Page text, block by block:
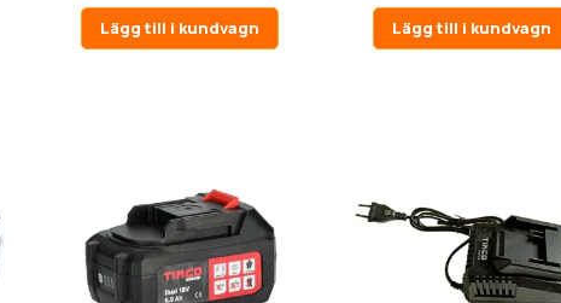
Lägg till i kundvagn Lägg till i kundvagn